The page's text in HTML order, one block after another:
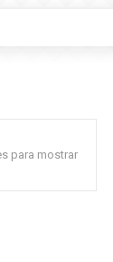
para mostrar